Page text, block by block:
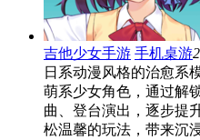
吉他少女手游 手机桌游
日系动漫风格的治愈系
萌系少女角色，通过解
曲、登台演出，逐步提
松温馨的玩法，带来沉